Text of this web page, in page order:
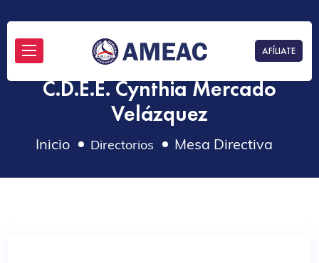
AFÍLIATE
C.D.E.E. Cynthia Mercado
Velázquez
Inicio Directorios Mesa Directiva